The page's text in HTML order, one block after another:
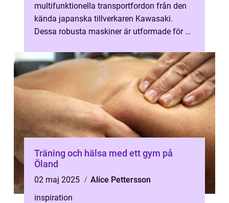
multifunktionella transportfordon från den
kända japanska tillverkaren Kawasaki.
Dessa robusta maskiner är utformade för att
Träning och hälsa med ett gym på
Öland
02 maj 2025
Alice Pettersson
inspiration